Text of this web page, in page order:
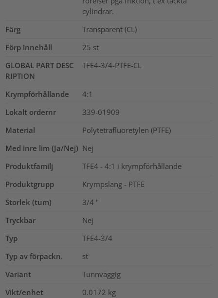
cylindrar.
Färg
Transparent (CL)
Förp innehåll
25 st
GLOBAL PART DESC
RIPTION
TFE4-3/4-PTFE-CL
Krympförhållande
4:1
Lokalt ordernr
339-01909
Material
Polytetrafluoretylen (PTFE)
Med inre lim (Ja/Nej) Nej
Produktfamilj
TFE4 - 4:1 i krympförhållande
Produktgrupp
Krympslang - PTFE
Storlek (tum)
3/4 "
Tryckbar
Nej
Typ
TFE4-3/4
Typ av förpackn.
st
Variant
Tunnväggig
Vikt/enhet
0.0172 kg